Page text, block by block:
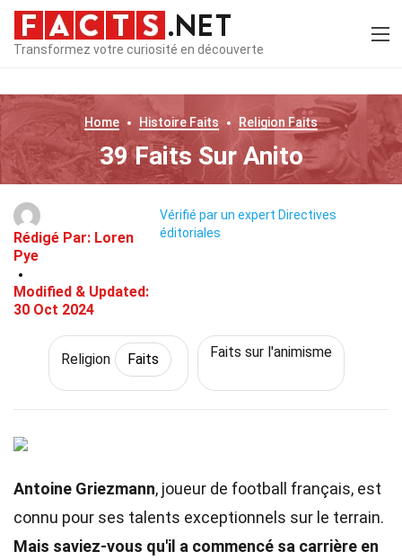
Transformez votre curiosité en découverte
Home Histoire Faits Religion Faits
39 Faits Sur Anito
Rédigé Par: Loren
Pye
Modified & Updated:
30 Oct 2024
Vérifié par un expert Directives
éditoriales
Religion Faits Faits sur l'animisme
Antoine Griezmann, joueur de football français, est
connu pour ses talents exceptionnels sur le terrain.
Mais saviez-vous qu'il a commencé sa carrière en